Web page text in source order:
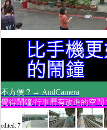
不方便？→ AndCamera
覺得鬧鐘/行事曆有改進的空
edited: 7